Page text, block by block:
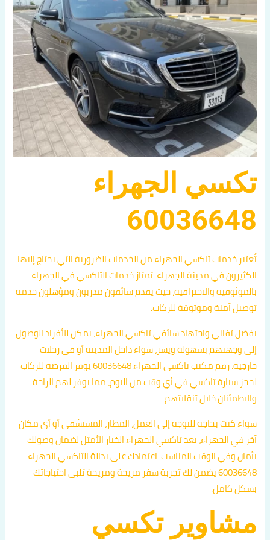
تكسي الجهراء
60036648
تُعتبر خدمات تاكسي الجهراء من الخدمات الضرورية التي يحتاج إليها
الكثيرون في مدينة الجهراء. تمتاز خدمات التاكسي في الجهراء
بالموثوقية والاحترافية، حيث يقدم سائقون مدربون ومؤهلون خدمة
توصيل آمنة وموثوقة للركاب.
بفضل تفاني واجتهاد سائقي تاكسي الجهراء، يمكن للأفراد الوصول
إلى وجهتهم بسهولة ويسر، سواء داخل المدينة أو في رحلات
خارجية. رقم مكتب تاكسي الجهراء 60036648 يوفر الفرصة للركاب
لحجز سيارة تاكسي في أي وقت من اليوم، مما يوفر لهم الراحة
والاطمئنان خلال تنقلاتهم.
سواء كنت بحاجة للتوجه إلى العمل، المطار، المستشفى أو أي مكان
آخر في الجهراء، يعد تاكسي الجهراء الخيار الأمثل لضمان وصولك
بأمان وفي الوقت المناسب. اعتمادك على بدالة التاكسي الجهراء
60036648 يضمن لك تجربة سفر مريحة ومريحة تلبي احتياجاتك
بشكل كامل.
مشاوير تكسي